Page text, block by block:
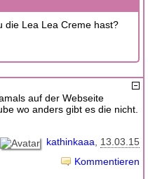
die Lea Lea Creme hast?
auf der Webseite
wo anders gibt es die nicht.
kathinkaaa 13.03.15
Kommentieren